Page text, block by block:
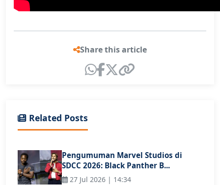
Share this article
Related Posts
Pengumuman Marvel Studios di
SDCC 2026: Black Panther B...
27 Jul 2026 | 14:34